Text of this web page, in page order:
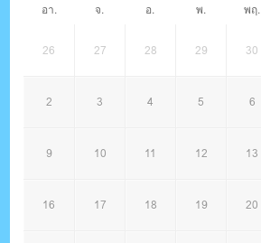
อา. จ. อ. พ. พฤ.
26 27 28 29 30
2 3 4 5 6
9 10 11 12 13
16 17 18 19 20